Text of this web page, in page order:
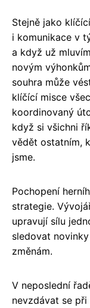
Stejně jako
i komunikace v
a když už
novým
souhra může
klíčící misce
koordinovaný
když si všichni
vědět ostatním,
jsme.
Pochopení
strategie.
upravují sílu
sledovat
změnám.
V neposlední
nevzdávat se při